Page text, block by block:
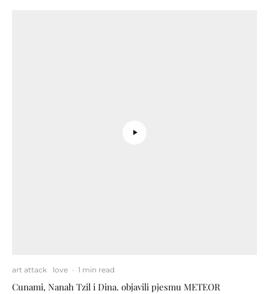
art attack love · 1 min read
Cunami, Nanah Tzil i Dina. objavili pjesmu METEOR